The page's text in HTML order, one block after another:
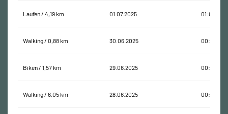
Laufen / 4,19 km 01.07.2025 01:01:22
Walking / 0,88 km 30.06.2025 00:17:20
Biken / 1,57 km 29.06.2025 00:21:42
Walking / 6,05 km 28.06.2025 00:42:16